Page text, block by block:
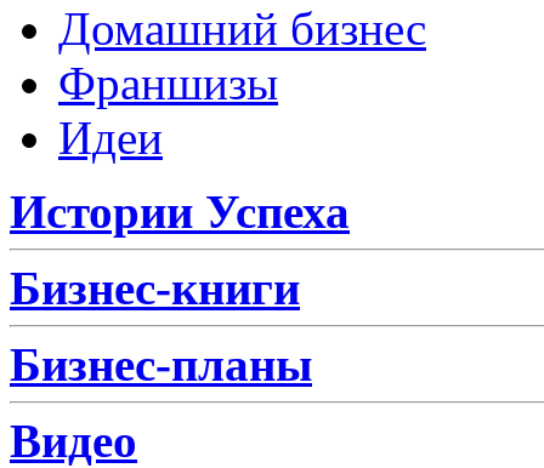
Домашний бизнес
Франшизы
Идеи
Истории Успеха
Бизнес-книги
Бизнес-планы
Видео